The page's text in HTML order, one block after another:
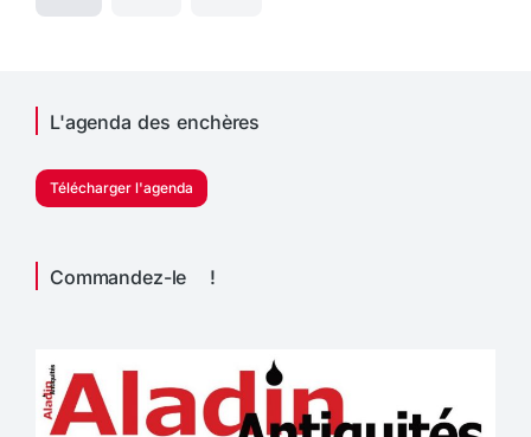
L'agenda des enchères
Télécharger l'agenda
Commandez-le !